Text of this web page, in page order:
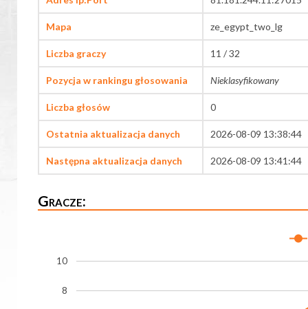
Mapa ze_egypt_two_lg
Liczba graczy 11 / 32
Pozycja w rankingu głosowania Nieklasyfikowany
Liczba głosów 0
Ostatnia aktualizacja danych 2026-08-09 13:38:44
Następna aktualizacja danych 2026-08-09 13:41:44
Gracze:
8
10